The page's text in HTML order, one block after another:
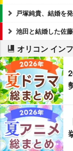
戸塚純貴、結婚を
池田と結婚した佐
オリコン イン